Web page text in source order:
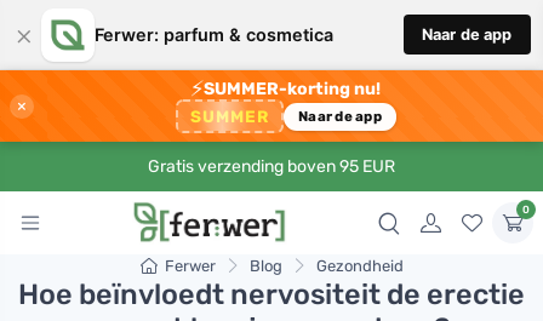
× Ferwer: parfum & cosmetica Naar de app
×
⚡SUMMER-korting nu!
SUMMER Naar de app
Gratis verzending boven 95 EUR
0
Ferwer Blog Gezondheid
Hoe beïnvloedt nervositeit de erectie